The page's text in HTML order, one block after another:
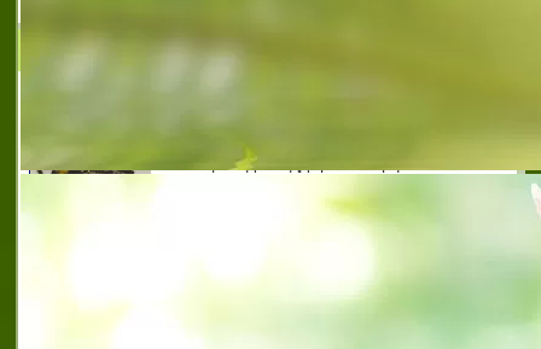
Бутик за красота Beauty Code
се грижи за красотата, комфорта и
доброто самочувствие на своите клиенти,
желаещите да поддържат перфектен
за лазерна епилация elysion pro шумен , бутик за
красота beauty code
бутик за красота beauty code
,